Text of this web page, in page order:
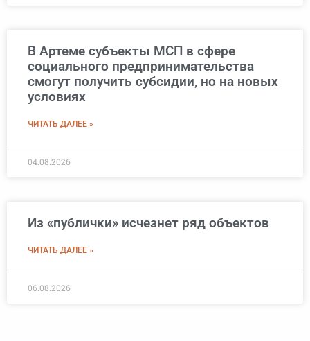
В Артеме субъекты МСП в сфере
социального предпринимательства
смогут получить субсидии, но на новых
условиях
ЧИТАТЬ ДАЛЕЕ »
04.08.2026
Из «публички» исчезнет ряд объектов
ЧИТАТЬ ДАЛЕЕ »
06.08.2026